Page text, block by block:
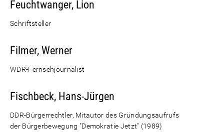
Feuchtwanger, Lion
Schriftsteller
Filmer, Werner
WDR-Fernsehjournalist
Fischbeck, Hans-Jürgen
DDR-Bürgerrechtler, Mitautor des Gründungsaufrufs
der Bürgerbewegung "Demokratie Jetzt" (1989)